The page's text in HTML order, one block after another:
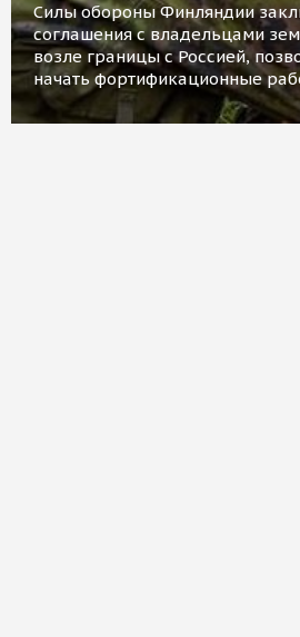
Силы обороны Финляндии
соглашения с владельцами
возле границы с Россией,
начать фортификационные